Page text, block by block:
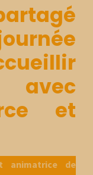
et
animatrice de